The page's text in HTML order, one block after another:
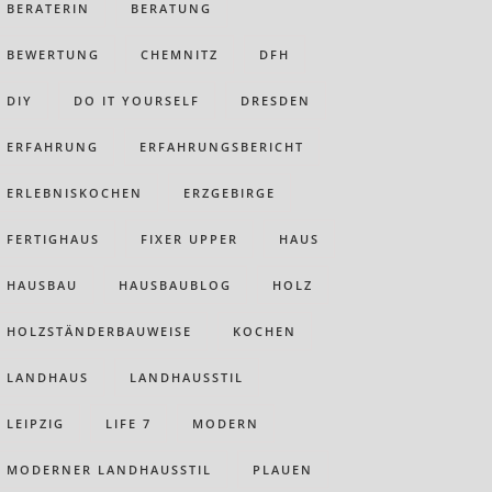
BERATERIN BERATUNG
BEWERTUNG CHEMNITZ DFH
DIY DO IT YOURSELF DRESDEN
ERFAHRUNG ERFAHRUNGSBERICHT
ERLEBNISKOCHEN ERZGEBIRGE
FERTIGHAUS FIXER UPPER HAUS
HAUSBAU HAUSBAUBLOG HOLZ
HOLZSTÄNDERBAUWEISE KOCHEN
LANDHAUS LANDHAUSSTIL
LEIPZIG LIFE 7 MODERN
MODERNER LANDHAUSSTIL PLAUEN